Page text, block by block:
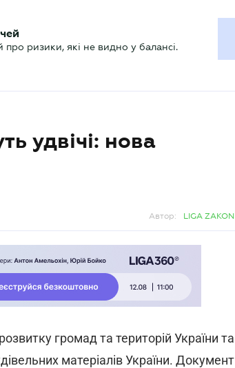
ризики, які не видно у балансі.
удвічі: нова
Автор: LIGA ZAKON
громад та територій України та
матеріалів України. Документ